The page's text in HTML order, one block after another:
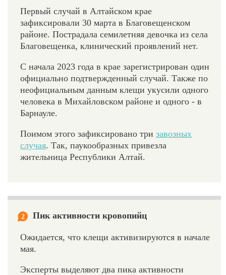
Первый случай в Алтайском крае
зафиксировали 30 марта в Благовещенском
районе. Пострадала семилетняя девочка из села
Благовещенка, клинический проявлений нет.
С начала 2023 года в крае зарегистрирован один
официально подтвержденный случай. Также по
неофициальным данным клещи укусили одного
человека в Михайловском районе и одного - в
Барнауле.
Поимом этого зафиксировано три завозных
случая. Так, паукообразных привезла
жительница Республики Алтай.
2 Пик активности кровопийц
Ожидается, что клещи активизируются в начале
мая.
Эксперты выделяют два пика активности